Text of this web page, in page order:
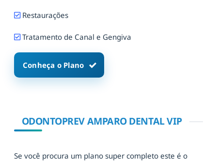
Restaurações
Tratamento de Canal e Gengiva
Conheça o Plano
ODONTOPREV AMPARO DENTAL VIP
Se você procura um plano super completo este é o